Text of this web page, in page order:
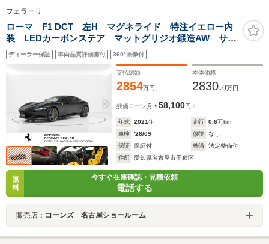
フェラーリ
ローマ F1 DCT 左H マグネライド 特注イエロー内
装 LEDカーボンステア マットグリジオ鍛造AW サラ
ウンドビュー ブラックスポーツEX
ディーラー保証 車両品質評価書付 360°画像付
支払総額
2854万円
本体価格
2830.0万円
残価ローン 月々58,100円
年式 2021年 走行 0.6万km
車検
'26/09 修復
なし
保証
保証付 整備
法定整備付
住所
愛知県名古屋市千種区
無
料
今すぐ在庫確認・見積依頼
電話する
販売店： コーンズ 名古屋ショールーム